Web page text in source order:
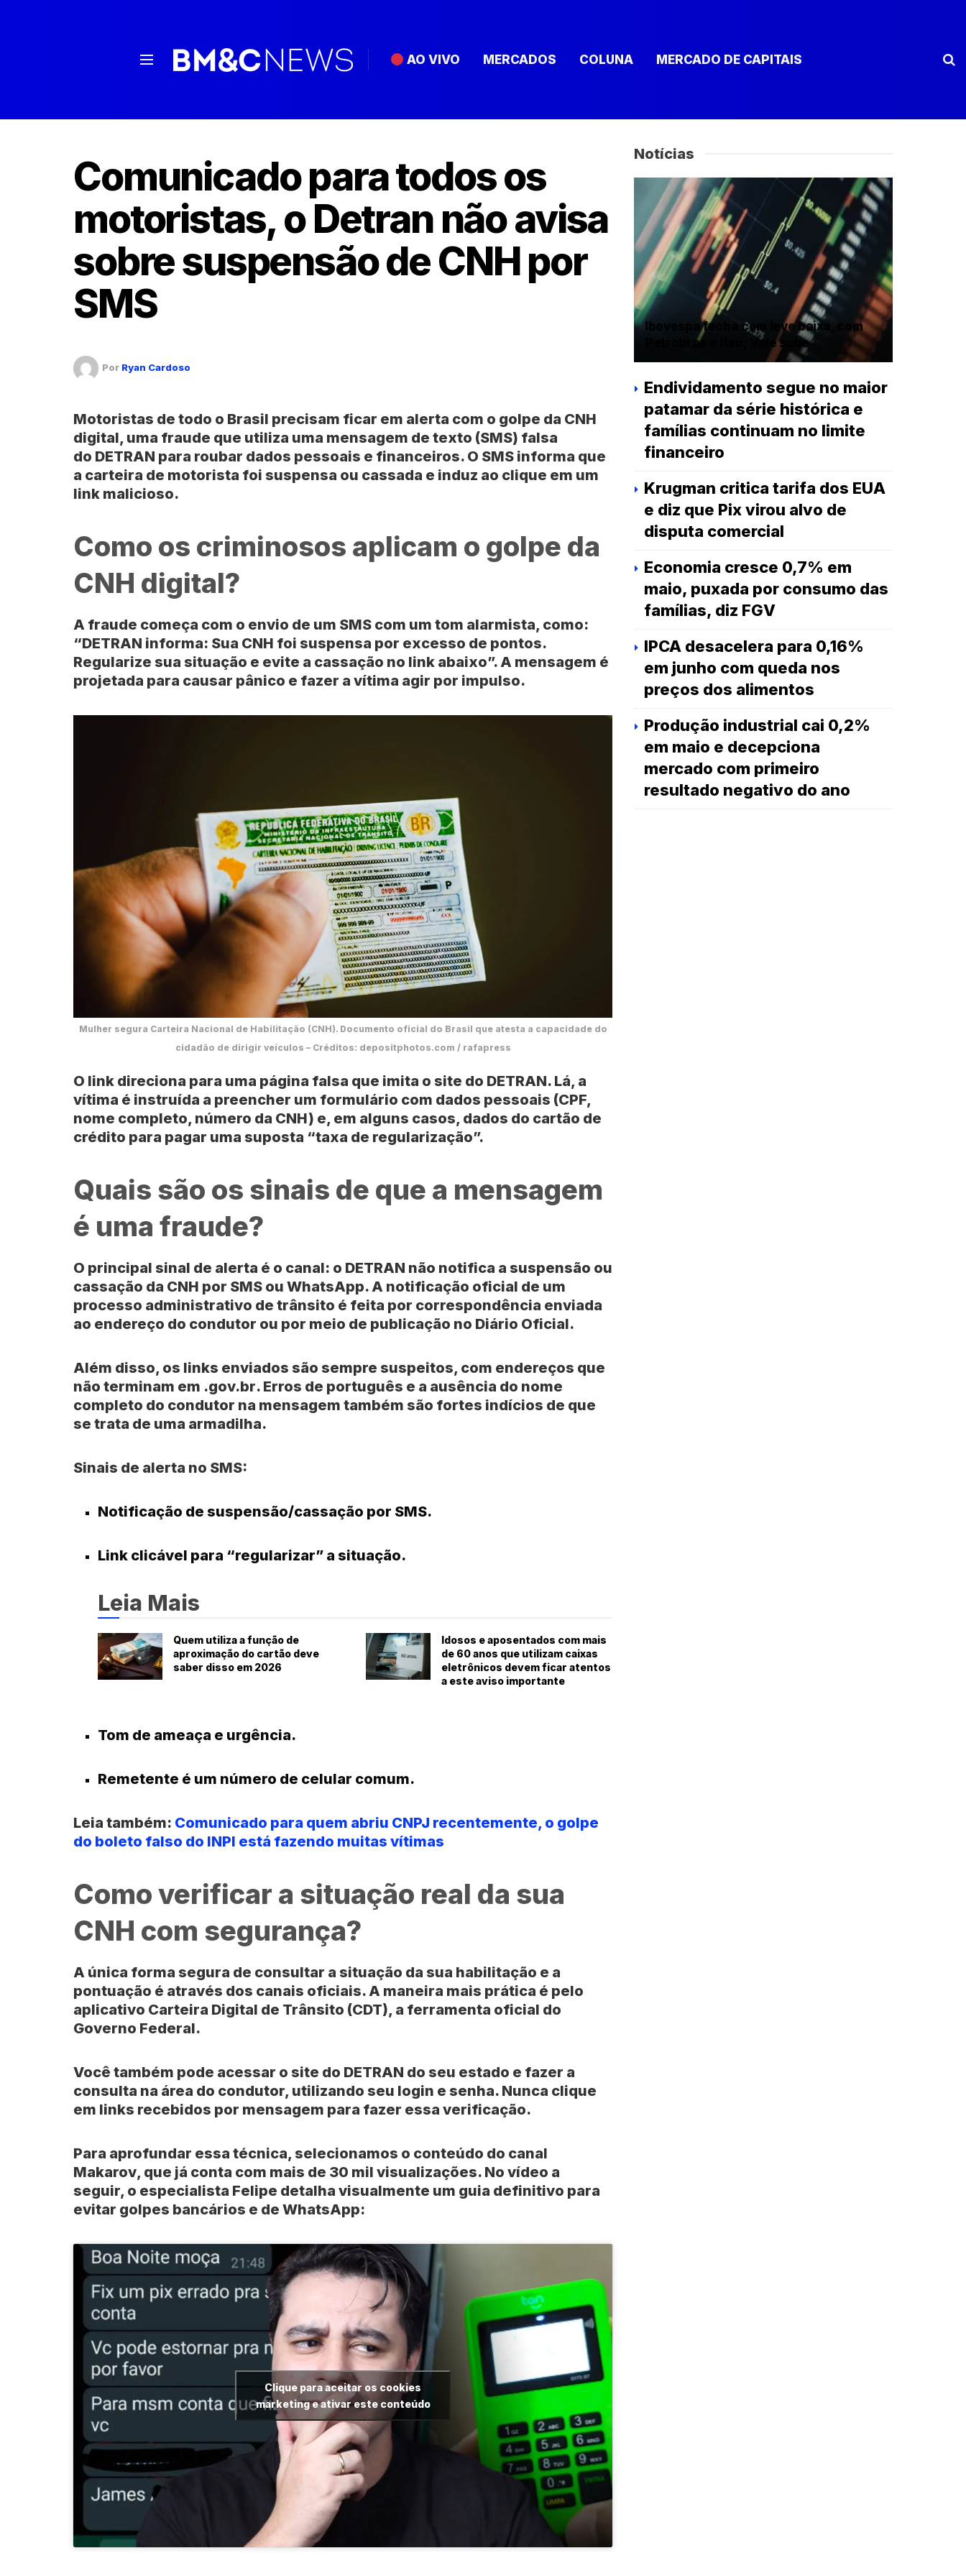
AO VIVO MERCADOS COLUNA MERCADO DE CAPITAIS
Comunicado para todos os
motoristas, o Detran não avisa
sobre suspensão de CNH por
SMS
Por Ryan Cardoso
Motoristas de todo o Brasil precisam ficar em alerta com o golpe da CNH
digital, uma fraude que utiliza uma mensagem de texto (SMS) falsa
do DETRAN para roubar dados pessoais e financeiros. O SMS informa que
a carteira de motorista foi suspensa ou cassada e induz ao clique em um
link malicioso.
Como os criminosos aplicam o golpe da
CNH digital?
A fraude começa com o envio de um SMS com um tom alarmista, como:
“DETRAN informa: Sua CNH foi suspensa por excesso de pontos.
Regularize sua situação e evite a cassação no link abaixo”. A mensagem é
projetada para causar pânico e fazer a vítima agir por impulso.
Mulher segura Carteira Nacional de Habilitação (CNH). Documento oficial do Brasil que atesta a capacidade do
cidadão de dirigir veículos – Créditos: depositphotos.com / rafapress
O link direciona para uma página falsa que imita o site do DETRAN. Lá, a
vítima é instruída a preencher um formulário com dados pessoais (CPF,
nome completo, número da CNH) e, em alguns casos, dados do cartão de
crédito para pagar uma suposta “taxa de regularização”.
Quais são os sinais de que a mensagem
é uma fraude?
O principal sinal de alerta é o canal: o DETRAN não notifica a suspensão ou
cassação da CNH por SMS ou WhatsApp. A notificação oficial de um
processo administrativo de trânsito é feita por correspondência enviada
ao endereço do condutor ou por meio de publicação no Diário Oficial.
Além disso, os links enviados são sempre suspeitos, com endereços que
não terminam em .gov.br. Erros de português e a ausência do nome
completo do condutor na mensagem também são fortes indícios de que
se trata de uma armadilha.
Sinais de alerta no SMS:
Notificação de suspensão/cassação por SMS.
Link clicável para “regularizar” a situação.
Leia Mais
Quem utiliza a função de
aproximação do cartão deve
saber disso em 2026
Idosos e aposentados com mais
de 60 anos que utilizam caixas
eletrônicos devem ficar atentos
a este aviso importante
Tom de ameaça e urgência.
Remetente é um número de celular comum.
Leia também: Comunicado para quem abriu CNPJ recentemente, o golpe
do boleto falso do INPI está fazendo muitas vítimas
Como verificar a situação real da sua
CNH com segurança?
A única forma segura de consultar a situação da sua habilitação e a
pontuação é através dos canais oficiais. A maneira mais prática é pelo
aplicativo Carteira Digital de Trânsito (CDT), a ferramenta oficial do
Governo Federal.
Você também pode acessar o site do DETRAN do seu estado e fazer a
consulta na área do condutor, utilizando seu login e senha. Nunca clique
em links recebidos por mensagem para fazer essa verificação.
Para aprofundar essa técnica, selecionamos o conteúdo do canal
Makarov, que já conta com mais de 30 mil visualizações. No vídeo a
seguir, o especialista Felipe detalha visualmente um guia definitivo para
evitar golpes bancários e de WhatsApp:
Clique para aceitar os cookies
marketing e ativar este conteúdo
Notícias
Ibovespa fecha com leve baixa, com
Petrobras e Itaú; Vale sobe
Endividamento segue no maior
patamar da série histórica e
famílias continuam no limite
financeiro
Krugman critica tarifa dos EUA
e diz que Pix virou alvo de
disputa comercial
Economia cresce 0,7% em
maio, puxada por consumo das
famílias, diz FGV
IPCA desacelera para 0,16%
em junho com queda nos
preços dos alimentos
Produção industrial cai 0,2%
em maio e decepciona
mercado com primeiro
resultado negativo do ano